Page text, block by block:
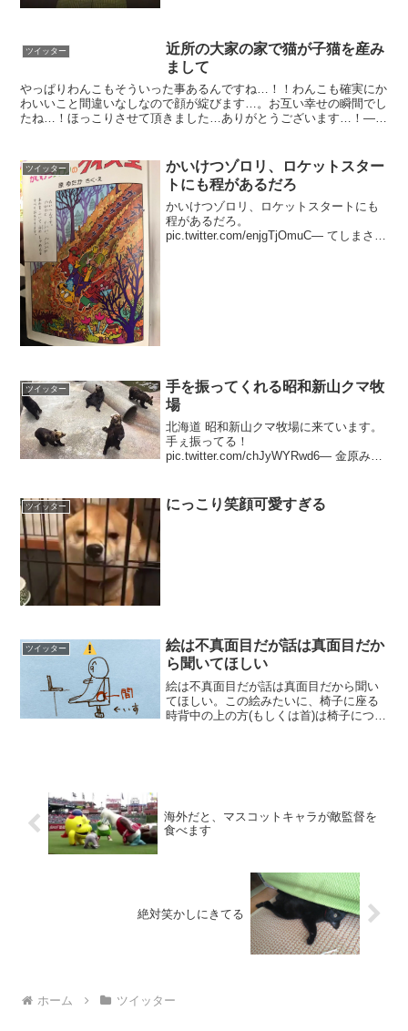
ツイッター
近所の大家の家で猫が子猫を産み
まして
やっぱりわんこもそういった事あるんですね…！！わんこも確実にか
わいいこと間違いなしなので顔が綻びます…。お互い幸せの瞬間でし
たね…！ほっこりさせて頂きました…ありがとうございます…！—
ツイッター
かいけつゾロリ、ロケットスター
トにも程があるだろ
かいけつゾロリ、ロケットスタートにも
程があるだろ。
pic.twitter.com/enjgTjOmuC— てしまさん
ツイッター
手を振ってくれる昭和新山クマ牧
場
北海道 昭和新山クマ牧場に来ています。
手ぇ振ってる！
pic.twitter.com/chJyWYRwd6— 金原みわ
ツイッター にっこり笑顔可愛すぎる
ツイッター
絵は不真面目だが話は真面目だか
ら聞いてほしい
絵は不真面目だが話は真面目だから聞い
てほしい。この絵みたいに、椅子に座る
時背中の上の方(もしくは首)は椅子につい
海外だと、マスコットキャラが敵監督を
食べます
絶対笑かしにきてる
ホーム ツイッター